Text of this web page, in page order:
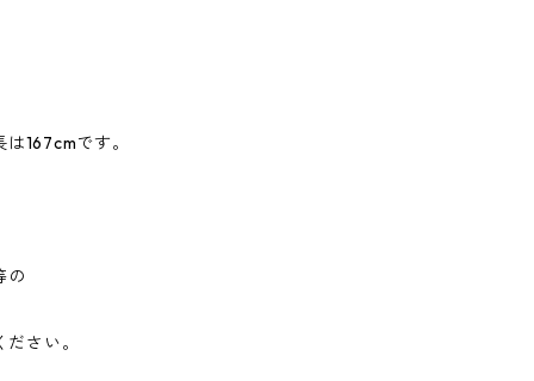
167cmです。
の
さい。